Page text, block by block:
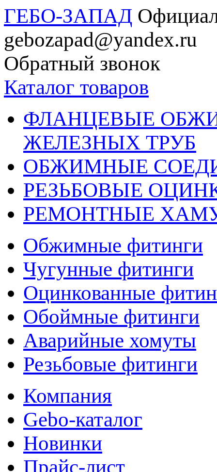
ГЕБО-ЗАПАД
gebozapad@yandex.ru
Обратный звонок
Каталог товаров
ФЛАНЦЕВЫЕ
ЖЕЛЕЗНЫХ ТРУБ
ОБЖИМНЫЕ
РЕЗЬБОВЫЕ
РЕМОНТНЫЕ
Обжимные фитинги
Чугунные фитинги
Оцинкованные
Обоймные фитинги
Аварийные хомуты
Резьбовые фитинги
Компания
Gebo-каталог
Новинки
Прайс-лист